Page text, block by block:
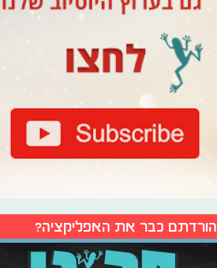
הורדתם כבר את האפליקציה?